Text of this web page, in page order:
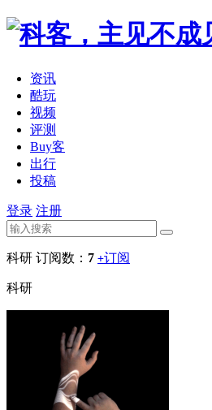
资讯
酷玩
视频
评测
Buy客
出行
投稿
登录 注册
科研 订阅数： 7 +订阅
科研